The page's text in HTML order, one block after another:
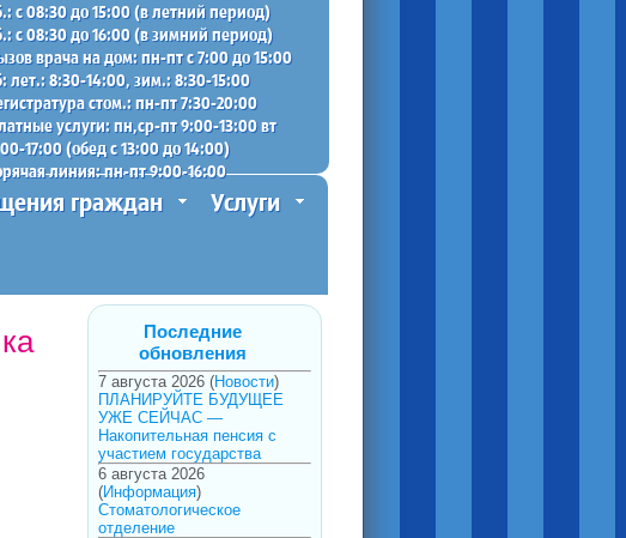
c 08:30 до 15:00 (в летний период)
c 08:30 до 16:00 (в зимний период)
врача на дом: пн-пт с 7:00 до 15:00
лет.: 8:30-14:00, зим.: 8:30-15:00
стом.: пн-пт 7:30-20:00
услуги: пн,ср-пт 9:00-13:00 вт
17:00 (обед с 13:00 до 14:00)
линия: пн-пт 9:00-16:00
граждан
Услуги
Последние
обновления
7 августа 2026 (Новости)
ПЛАНИРУЙТЕ БУДУЩЕЕ
УЖЕ СЕЙЧАС —
Накопительная пенсия с
участием государства
6 августа 2026
(Информация)
Стоматологическое
отделение